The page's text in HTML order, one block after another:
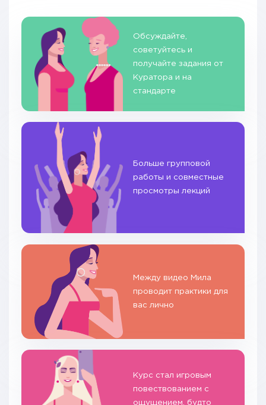
Обсуждайте,
советуйтесь и
получайте задания от
Куратора и на
стандарте
Больше групповой
работы и совместные
просмотры лекций
Между видео Мила
проводит практики для
вас лично
Курс стал игровым
повествованием с
ощущением, будто